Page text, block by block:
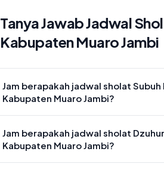
Tanya Jawab Jadwal
Kabupaten Muaro Jambi
Jam berapakah jadwal sholat Subuh
Kabupaten Muaro Jambi?
04:53
Jam berapakah jadwal sholat
Kabupaten Muaro Jambi?